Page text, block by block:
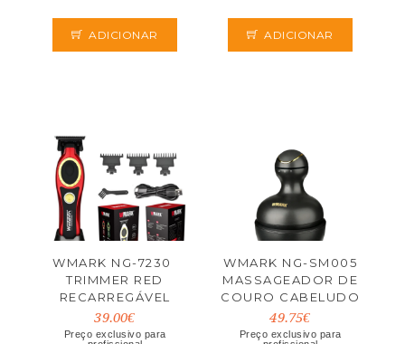
ADICIONAR ADICIONAR
WMARK NG-7230 
TRIMMER RED
RECARREGÁVEL
39.00€
Preço exclusivo para
WMARK NG-SM005
MASSAGEADOR DE
COURO CABELUDO
49.75€
Preço exclusivo para